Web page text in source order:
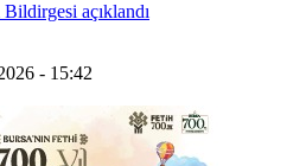
açıklandı
- 15:42